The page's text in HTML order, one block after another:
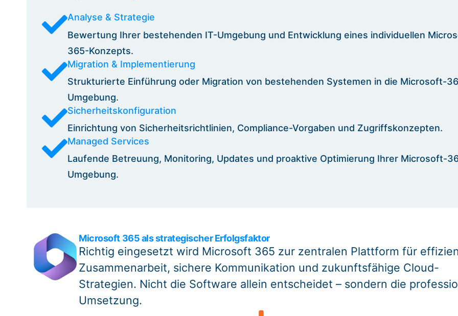
Analyse & Strategie
Bewertung Ihrer bestehenden IT-Umgebung und Entwicklung eines individuellen
365-Konzepts.
Migration & Implementierung
Strukturierte Einführung oder Migration von bestehenden Systemen in die Microsoft-
Umgebung.
Sicherheitskonfiguration
Einrichtung von Sicherheitsrichtlinien, Compliance-Vorgaben und Zugriffskonzepten.
Managed Services
Laufende Betreuung, Monitoring, Updates und proaktive Optimierung Ihrer Microsoft-
Umgebung.
Microsoft 365 als strategischer Erfolgsfaktor
Richtig eingesetzt wird Microsoft 365 zur zentralen Plattform für
Zusammenarbeit, sichere Kommunikation und zukunftsfähige Cloud-
Strategien. Nicht die Software allein entscheidet – sondern die
Umsetzung.